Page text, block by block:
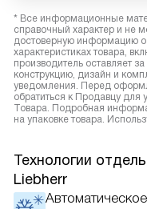
* Все информационные
справочный характер и не
достоверную информацию о
характеристиках товара,
производитель оставляет
конструкцию, дизайн и
уведомления. Перед
обратиться к Продавцу для
Товара. Подробная
на упаковке товара.
Технологии
Liebherr